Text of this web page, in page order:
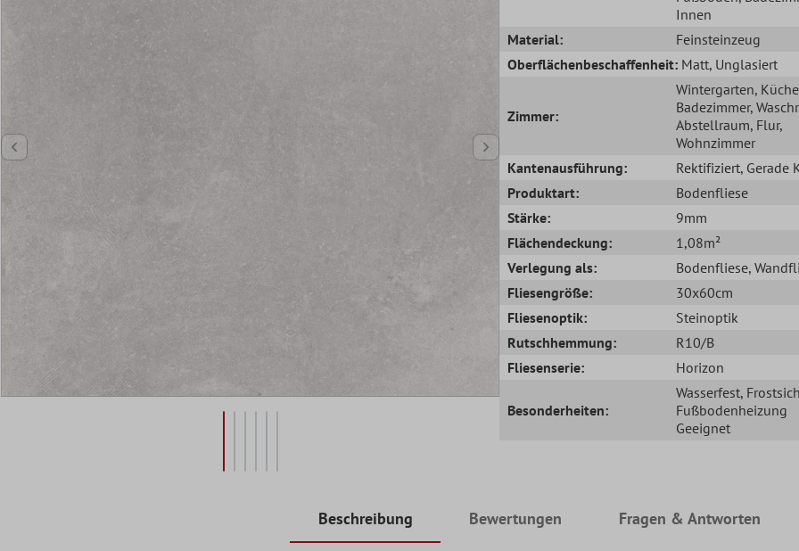
Innen
Material:
Feinsteinzeug
Oberflächenbeschaffenheit: Matt, Unglasiert
Zimmer:
Wintergarten, Küche
Badezimmer,
Abstellraum, Flur,
Wohnzimmer
Kantenausführung:
Rektifiziert, Gerade
Produktart:
Bodenfliese
Stärke:
9mm
Flächendeckung:
1,08m²
Verlegung als:
Bodenfliese,
Fliesengröße:
30x60cm
Fliesenoptik:
Steinoptik
Rutschhemmung:
R10/B
Fliesenserie:
Horizon
Besonderheiten:
Wasserfest,
Fußbodenheizung
Geeignet
Beschreibung Bewertungen Fragen & Antworten